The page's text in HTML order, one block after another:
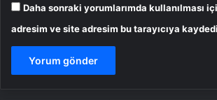
Daha sonraki yorumlarımda kullanılması
adresim ve site adresim bu tarayıcıya